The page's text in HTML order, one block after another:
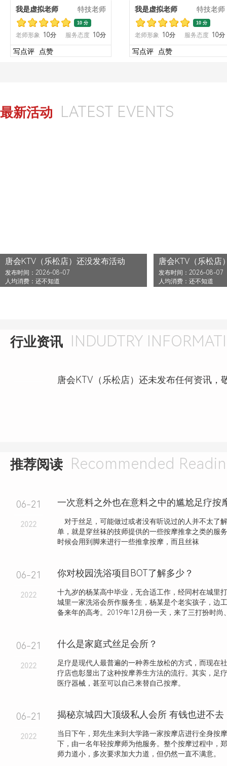
我是虚拟老师 特技老师
10 分
老师形象 10分 服务态度 10分
写点评 点赞
我是虚拟老师 特技老师
10 分
老师形象 10分 服务态度 10分
写点评 点赞
最新活动 LATEST EVENTS
唐会KTV（乐松店）还没发布活动
发布时间：2026-08-07
人均消费：还不知道
唐会KTV（乐松店
发布时间：2026-08-07
人均消费：还不知道
行业资讯 INDUDTRY
唐会KTV（乐松店）还未发布任何资讯，
推荐阅读 Recommended
06-21
2022
一次意料之外也在意料之中的尴尬足疗按
对于丝足，可能做过或者没有听说过的人并不太了
单，就是穿丝袜的技师提供的一些按摩推拿之类的服
时候会用到脚来进行一些推拿按摩，而且丝袜
06-21
2022
你对校园洗浴项目BOT了解多少？
十九岁的杨某高中毕业，无合适工作，经同村在城里
城里一家洗浴会所作服务生，杨某是个老实孩子，边
备来年的高考。2019年12月份一天，来了三打扮时尚
06-21
2022
什么是家庭式丝足会所？
足疗是现代人最普遍的一种养生放松的方式，而现在
疗店也彰显出了这种按摩养生方法的流行。其实，足
医疗器械，甚至可以自己来替自己按摩。
06-21
2022
揭秘京城四大顶级私人会所 有钱也进不去
当日下午，郑先生来到大学路一家按摩店进行全身按
下，由一名年轻按摩师为他服务。整个按摩过程中，
师力道小，多次要求加大力道，但仍然一直不满意。